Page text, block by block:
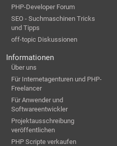
PHP-Developer Forum
SEO - Suchmaschinen Tricks
und Tipps
off-topic Diskussionen
Informationen
Über uns
Für Internetagenturen und PHP-
Freelancer
Für Anwender und
Softwareentwickler
Projektausschreibung
veröffentlichen
PHP Scripte verkaufen